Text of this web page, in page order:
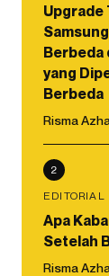
Berbeda
yang
Berbeda
Risma
2
EDITORIAL
Apa
Setelah
Risma